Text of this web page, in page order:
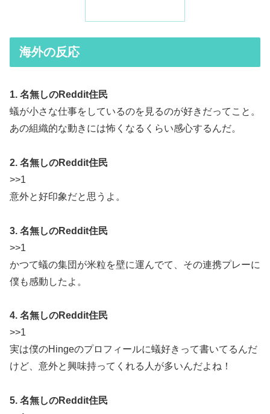
海外の反応
1. 名無しのReddit住民
蟻が小さな仕事をしているのを見るのが好きだってこと。
あの組織的な動きには怖くなるくらい感心するんだ。
2. 名無しのReddit住民
>>1
意外と好印象だと思うよ。
3. 名無しのReddit住民
>>1
かつて蟻の集団が米粒を壁に運んでて、その連携プレーに
僕も感動したよ。
4. 名無しのReddit住民
>>1
実は僕のHingeのプロフィールに蟻好きって書いてるんだ
けど、意外と興味持ってくれる人が多いんだよね！
5. 名無しのReddit住民